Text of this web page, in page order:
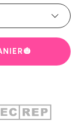
🎃